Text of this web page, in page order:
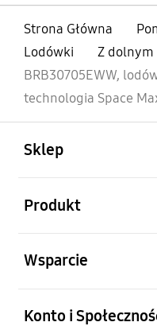
Strona Główna
Lodówki
Z
BRB30705EWW,
technologia Space
Sklep
Produkt
Wsparcie
Konto i